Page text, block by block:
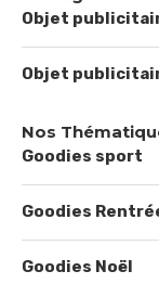
Objet
Objet
Nos
Goodies sport
Goodies
Goodies Noël